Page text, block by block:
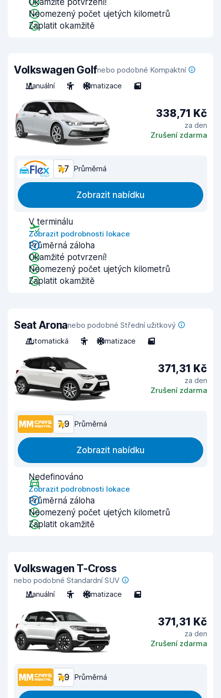
Okamžité potvrzení!
Neomezený počet ujetých kilometrů
Zaplatit okamžitě
Volkswagen Golfnebo podobné Kompaktní
Manuální
5 Klimatizace 5
338,71 Kč
za den
Zrušení zdarma
7,7 Průměrná
Zobrazit nabídku
V terminálu
Zobrazit podrobnosti lokace
Průměrná záloha
Okamžité potvrzení!
Neomezený počet ujetých kilometrů
Zaplatit okamžitě
Seat Aronanebo podobné Střední užitkový
Automatická
5 Klimatizace 5
371,31 Kč
za den
Zrušení zdarma
7,9 Průměrná
Zobrazit nabídku
Nedefinováno
Zobrazit podrobnosti lokace
Průměrná záloha
Neomezený počet ujetých kilometrů
Zaplatit okamžitě
Volkswagen T-Cross
nebo podobné Standardní SUV
Manuální
5 Klimatizace 5
371,31 Kč
za den
Zrušení zdarma
7,9 Průměrná